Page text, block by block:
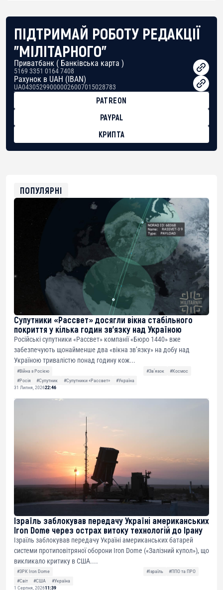
ПІДТРИМАЙ РОБОТУ РЕДАКЦІЇ
"МІЛІТАРНОГО"
Приватбанк ( Банківська карта )
5169 3351 0164 7408
Рахунок в UAH (IBAN)
UA043052990000026007015028783
PATREON
PAYPAL
КРИПТА
0xfD02863D3289416fcF50975c9DFda13623f97758
ПОПУЛЯРНІ
Супутники «Рассвет» досягли вікна стабільного
покриття у кілька годин зв’язку над Україною
Російські супутники «Рассвет» компанії «Бюро 1440» вже
забезпечують щонайменше два «вікна зв’язку» на добу над
Україною тривалістю понад годину кож...
#Війна з Росією #Звʼязок
#Космос
#Росія
#Супутник #Супутники «Рассвет»
#Україна
31 Липня, 202622:46
Ізраїль заблокував передачу Україні американських
Iron Dome через острах витоку технологій до Ірану
Ізраїль заблокував передачу Україні американських батарей
системи протиповітряної оборони Iron Dome («Залізний купол»), що
викликало критику в США....
#ЗРК Iron Dome #Ізраїль
#ППО та ПРО
#Світ
#США
#Україна
1 Серпня, 202611:39